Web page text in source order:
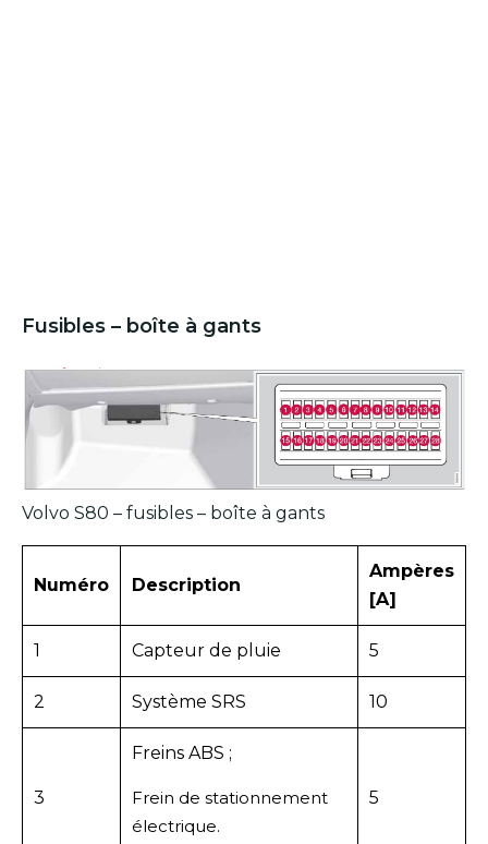
Fusibles – boîte à gants
Volvo S80 – fusibles – boîte à gants
Numéro Description
Ampères
[A]
1 Capteur de pluie 5
2 Système SRS 10
3
Freins ABS ;
Frein de stationnement
électrique.
5